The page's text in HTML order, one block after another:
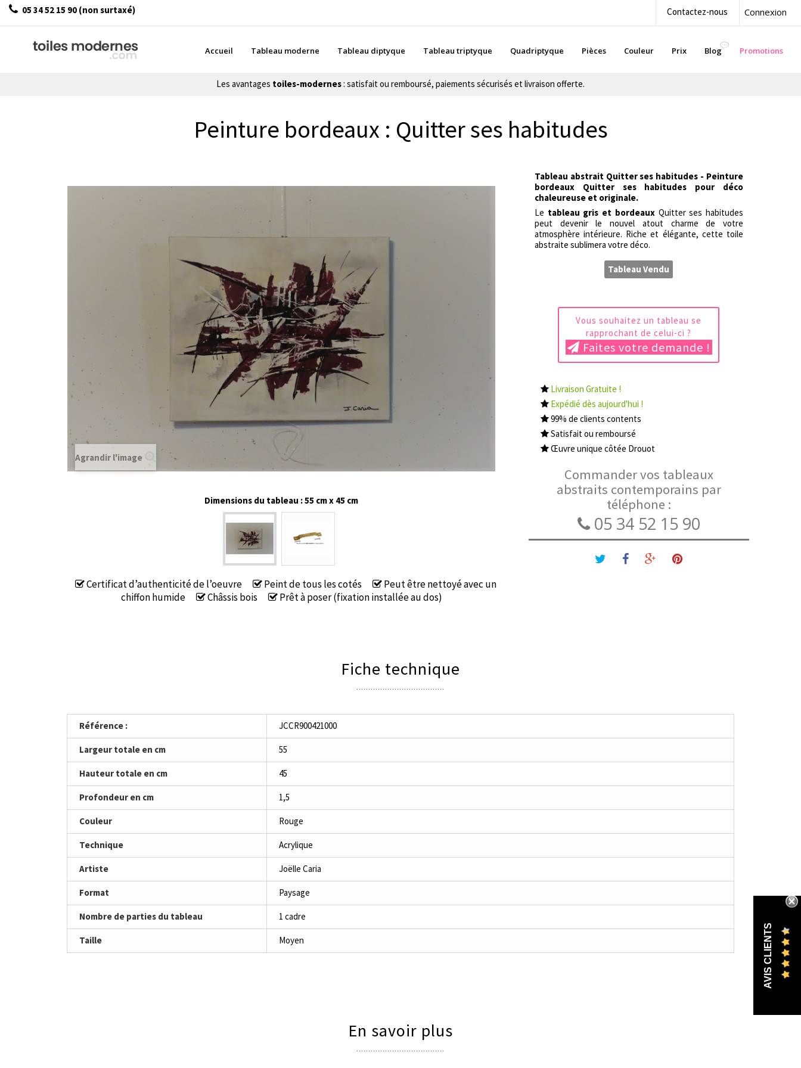
Connexion
Contactez-nous
05 34 52 15 90 (non surtaxé)
Accueil Tableau moderne Tableau diptyque Tableau triptyque Quadriptyque Pièces Couleur Prix Blog Promotions
Les avantages toiles-modernes: satisfait ou remboursé, paiements sécurisés et livraison offerte.
Peinture bordeaux : Quitter ses habitudes
Agrandir l'image
Dimensions du tableau : 55 cm x 45 cm
Certificat d’authenticité de l’oeuvre Peint de tous les cotés
Peut être nettoyé avec un
chiffon humide
Châssis bois Prêt à poser (fixation installée au dos)
Tableau abstrait Quitter ses habitudes - Peinture
bordeaux Quitter ses habitudes pour déco
chaleureuse et originale.
Le tableau gris et bordeauxQuitter ses habitudes
peut devenir le nouvel atout charme de votre
atmosphère intérieure. Riche et élégante, cette toile
abstraite sublimera votre déco.
Tableau Vendu
Vous souhaitez un tableau se
rapprochant de celui-ci ?
Faites votre demande !
Livraison Gratuite !
Expédié dès aujourd'hui !
99% de clients contents
Satisfait ou remboursé
Œuvre unique côtée Drouot
Commander vos tableaux
abstraits contemporains par
téléphone :
05 34 52 15 90
Fiche technique
Référence : JCCR900421000
Largeur totale en cm 55
Hauteur totale en cm 45
Profondeur en cm 1,5
Couleur Rouge
Technique Acrylique
Artiste Joëlle Caria
Format Paysage
Nombre de parties du tableau 1 cadre
Taille Moyen
En savoir plus
AVIS CLIENTS